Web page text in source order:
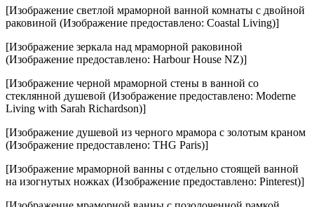
[Изображение светлой мраморной ванной комнаты с двойной
раковиной (Изображение предоставлено: Coastal Living)]
[Изображение зеркала над мраморной раковиной
(Изображение предоставлено: Harbour House NZ)]
[Изображение черной мраморной стены в ванной со
стеклянной душевой (Изображение предоставлено: Moderne
Living with Sarah Richardson)]
[Изображение душевой из черного мрамора с золотым краном
(Изображение предоставлено: THG Paris)]
[Изображение мраморной ванны с отдельно стоящей ванной
на изогнутых ножках (Изображение предоставлено: Pinterest)]